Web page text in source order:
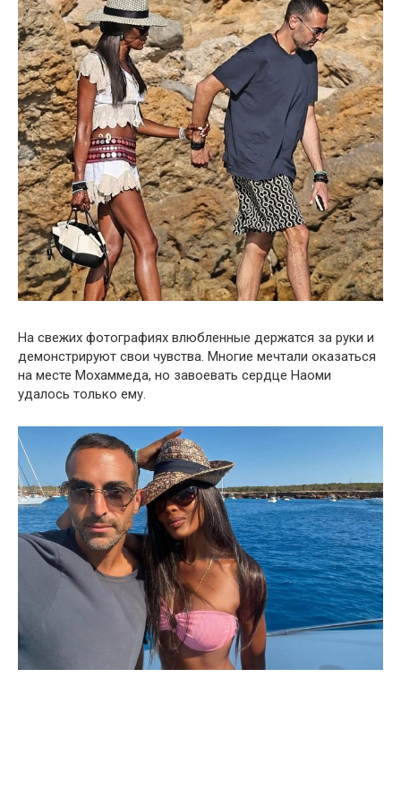
На свежих фотографиях влюбленные держатся за руки и
демонстрируют свои чувства. Многие мечтали оказаться
на месте Мохаммеда, но завоевать сердце Наоми
удалось только ему.